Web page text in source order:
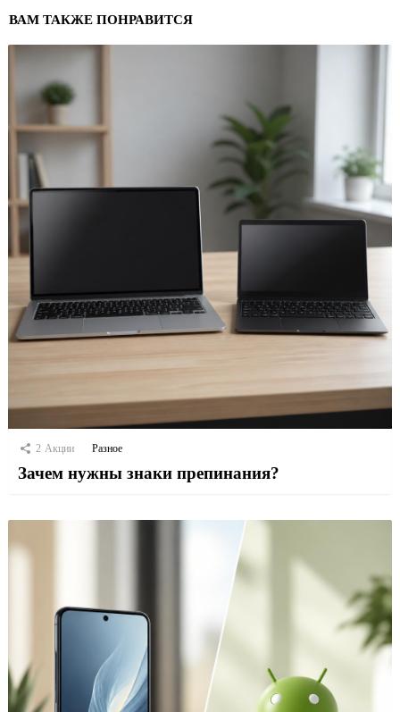
ВАМ ТАКЖЕ ПОНРАВИТСЯ
2 Акции Разное
Зачем нужны знаки препинания?